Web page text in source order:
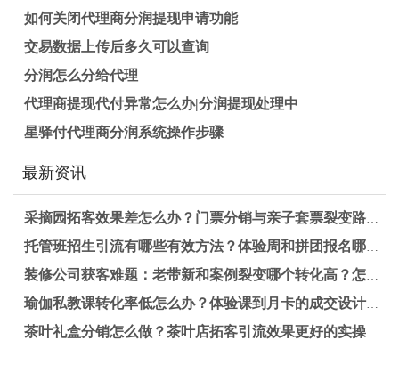
如何关闭代理商分润提现申请功能
交易数据上传后多久可以查询
分润怎么分给代理
代理商提现代付异常怎么办|分润提现处理中
星驿付代理商分润系统操作步骤
最新资讯
采摘园拓客效果差怎么办？门票分销与亲子套票裂变路径解析
托管班招生引流有哪些有效方法？体验周和拼团报名哪个更适合提升报名率？
装修公司获客难题：老带新和案例裂变哪个转化高？怎么选更有效？
瑜伽私教课转化率低怎么办？体验课到月卡的成交设计实操方案
茶叶礼盒分销怎么做？茶叶店拓客引流效果更好的实操方法